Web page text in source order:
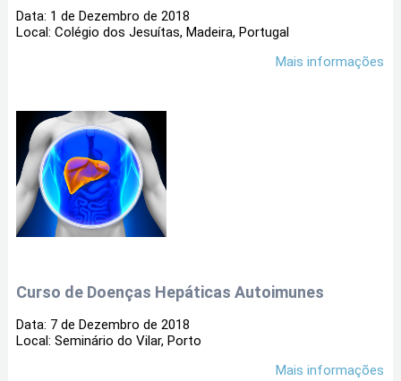
Data: 1 de Dezembro de 2018
Local: Colégio dos Jesuítas, Madeira, Portugal
Mais informações
Curso de Doenças Hepáticas Autoimunes
Data: 7 de Dezembro de 2018
Local: Seminário do Vilar, Porto
Mais informações